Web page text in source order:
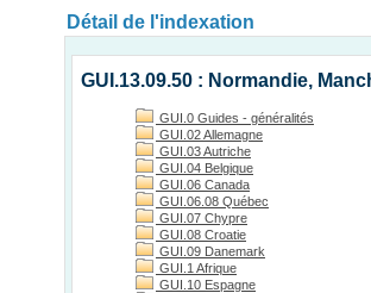
Détail de l'indexation
GUI.13.09.50 : Normandie,
GUI.0 Guides - généralités
GUI.02 Allemagne
GUI.03 Autriche
GUI.04 Belgique
GUI.06 Canada
GUI.06.08 Québec
GUI.07 Chypre
GUI.08 Croatie
GUI.09 Danemark
GUI.1 Afrique
GUI.10 Espagne